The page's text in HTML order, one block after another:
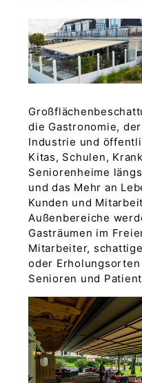
die Gastronomie,
Industrie und
Kitas, Schulen,
Seniorenheime
und das Mehr an
Kunden und
Außenbereiche
Gasträumen im
Mitarbeiter,
oder
Senioren und